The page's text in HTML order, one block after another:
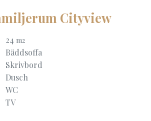
Cityview
24 m2
Bäddsoffa
Skrivbord
Dusch
WC
TV